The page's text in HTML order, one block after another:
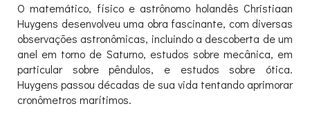
O matemático, físico e astrônomo holandês Christiaan
Huygens desenvolveu uma obra fascinante, com diversas
observações astronômicas, incluindo a descoberta de um
anel em torno de Saturno, estudos sobre mecânica, em
particular sobre pêndulos, e estudos sobre ótica.
Huygens passou décadas de sua vida tentando aprimorar
cronômetros marítimos.